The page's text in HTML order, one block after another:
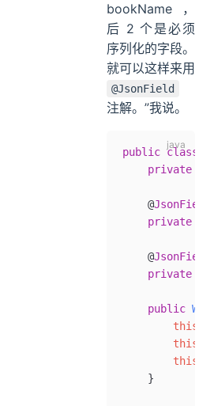
bookName，
后 2 个是必须
序列化的字段。
就可以这样来用
@JsonField
注解。”我说。
public class
    private
    @
JsonField
    private
    @
JsonField
    private
    public
        this
        this
        this
    }